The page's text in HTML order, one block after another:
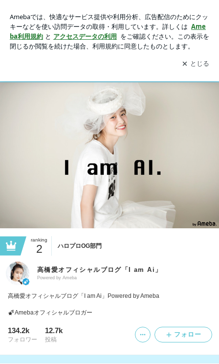
アプリをダウンロードして ブログの更新通知
を受け取りまし
ょう。
開く
ranking
2 ハロプロOG部門
高橋愛オフィシャルブログ「I am Ai」
Powered by Ameba
高橋愛オフィシャルブログ「I am Ai」Powered by Ameba
Amebaオフィシャルブロガー
134.2k
フォロワー
12.7k
投稿
フォロー